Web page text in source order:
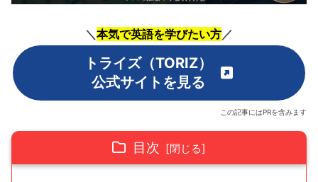
＼本気で英語を学びたい方／
トライズ（TORIZ）
公式サイトを見る
この記事にはPRを含みます
目次